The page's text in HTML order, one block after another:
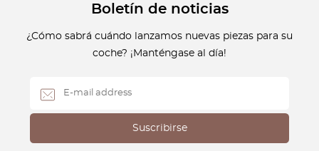
Boletín de noticias
¿Cómo sabrá cuándo lanzamos nuevas piezas para su
coche? ¡Manténgase al día!